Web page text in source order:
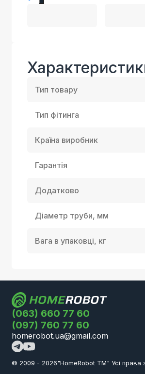
Тип товару
Тип фітинга
Країна виробник
Гарантія
Додатково
Діаметр труби, мм
Вага в упаковці, кг
(063) 660 77 60
(097) 760 77 60
homerobot.ua@gmail.com
© 2009 - 2026"HomeRobot ТМ" Усi права